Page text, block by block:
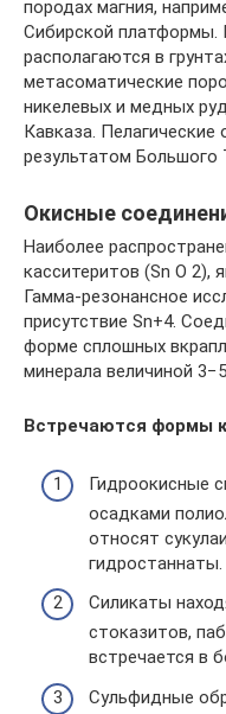
породах магния,
Сибирской платформы.
располагаются в
метасоматические
никелевых и медных
Кавказа.
результатом Большого
Окисные
Наиболее
касситеритов (Sn O 2),
Гамма-резонансное
присутствие Sn+4.
форме сплошных
минерала величиной
Встречаются формы
Гидроокисные
осадками
относят
гидростаннаты.
Силикаты
стоказитов,
встречается в
Сульфидные